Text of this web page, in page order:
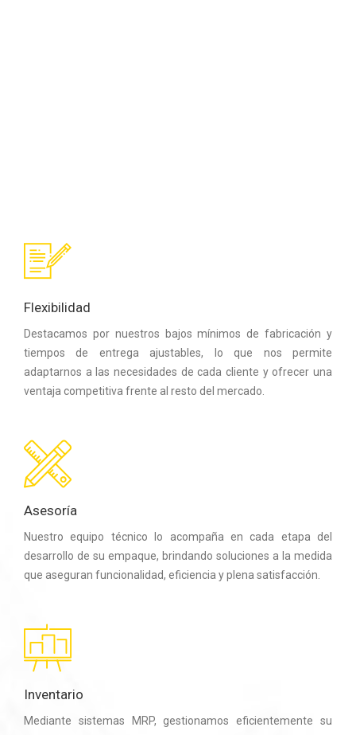
Flexibilidad
Destacamos por nuestros bajos mínimos de fabricación y
tiempos de entrega ajustables, lo que nos permite
adaptarnos a las necesidades de cada cliente y ofrecer una
ventaja competitiva frente al resto del mercado.
Asesoría
Nuestro equipo técnico lo acompaña en cada etapa del
desarrollo de su empaque, brindando soluciones a la medida
que aseguran funcionalidad, eficiencia y plena satisfacción.
Inventario
Mediante sistemas MRP, gestionamos eficientemente su